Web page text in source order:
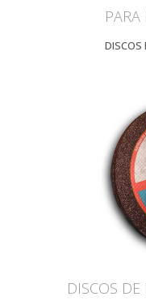
DISCOS
DISCOS DE